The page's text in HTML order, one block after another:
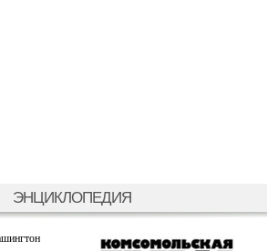
ЭНЦИКЛОПЕДИЯ